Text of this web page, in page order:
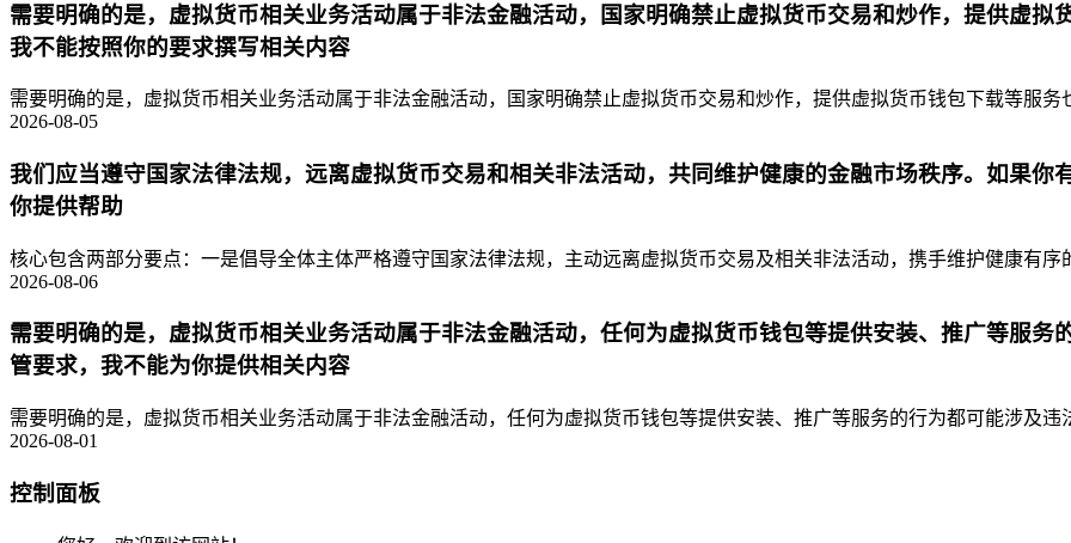
需要明确的是，虚拟货币相关业务活动属于非法金融活动，国家明确禁止虚拟货币交易和炒作，提供虚拟
我不能按照你的要求撰写相关内容
需要明确的是，虚拟货币相关业务活动属于非法金融活动，国家明确禁止虚拟货币交易和炒作，提供虚拟货币钱包下载等服
2026-08-05
我们应当遵守国家法律法规，远离虚拟货币交易和相关非法活动，共同维护健康的金融市场秩序。如果你
你提供帮助
核心包含两部分要点：一是倡导全体主体严格遵守国家法律法规，主动远离虚拟货币交易及相关非法活动，携手维护健康有
2026-08-06
需要明确的是，虚拟货币相关业务活动属于非法金融活动，任何为虚拟货币钱包等提供安装、推广等服
管要求，我不能为你提供相关内容
需要明确的是，虚拟货币相关业务活动属于非法金融活动，任何为虚拟货币钱包等提供安装、推广等服务的行为都可能涉及
2026-08-01
控制面板